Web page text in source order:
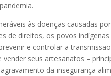
às doenças causadas
de direitos, os povos
e controlar a
vender seus artesanatos –
da insegurança